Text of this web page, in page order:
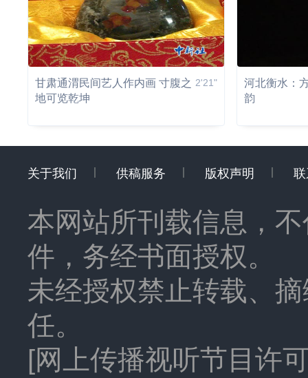
甘肃通渭民间艺人作内画 寸腹之
地可览乾坤
2'21"
河北衡水：
韵
关于我们 供稿服务 版权声明
本网站所刊载信息，
件，务经书面授权。
未经授权禁止转载、
任。
[网上传播视听节目许